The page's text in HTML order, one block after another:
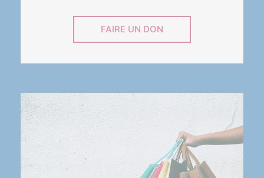
FAIRE UN DON